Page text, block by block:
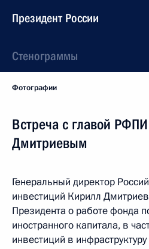
Президент России
Стенограммы
Фотографии
Встреча с главой
Дмитриевым
Генеральный директор
инвестиций Кирилл
Президента о работе фонда
иностранного капитала, в
инвестиций в